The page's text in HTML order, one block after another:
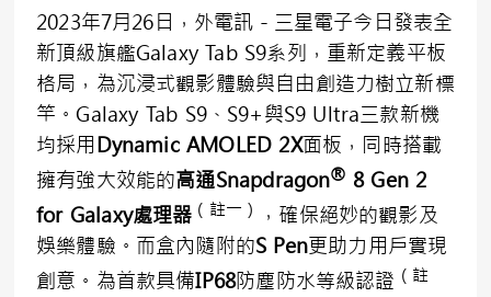
2023年7月26日，外電訊－三星電子今日發表全
新頂級旗艦Galaxy Tab S9系列，重新定義平板
格局，為沉浸式觀影體驗與自由創造力樹立新標
竿。Galaxy Tab S9、S9+與S9 Ultra三款新機
均採用Dynamic AMOLED 2X面板，同時搭載
擁有強大效能的高通Snapdragon® 8 Gen 2
for Galaxy處理器 （註一）
，確保絕妙的觀影及
娛樂體驗。而盒內隨附的S Pen更助力用戶實現
創意。為首款具備IP68防塵防水等級認證 （註